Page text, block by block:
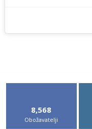
8,568
Obožavatelji